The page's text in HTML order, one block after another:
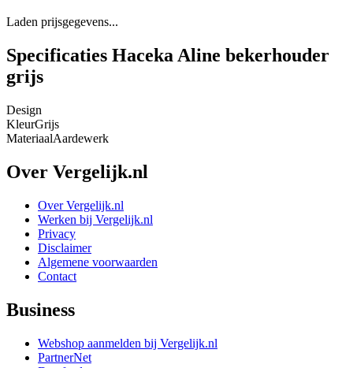
Laden prijsgegevens...
Specificaties Haceka Aline bekerhouder
grijs
Design
KleurGrijs
MateriaalAardewerk
Over Vergelijk.nl
Over Vergelijk.nl
Werken bij Vergelijk.nl
Privacy
Disclaimer
Algemene voorwaarden
Contact
Business
Webshop aanmelden bij Vergelijk.nl
PartnerNet